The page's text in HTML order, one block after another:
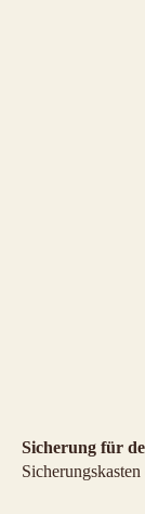
Sicherung für